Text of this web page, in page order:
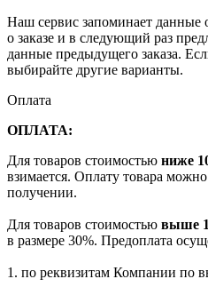
Наш сервис запоминает данные
о заказе и в следующий раз
данные предыдущего заказа.
выбирайте другие варианты.
Оплата
ОПЛАТА:
Для товаров стоимостью ниже
взимается. Оплату товара
получении.
Для товаров стоимостью выше
в размере 30%. Предоплата
1. по реквизитам Компании по